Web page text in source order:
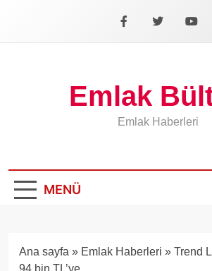
Facebook
X
Emlak
Emlak Haberleri
MENÜ
Ana sayfa » Emlak Haberleri » Trend
94 bin TL’ye